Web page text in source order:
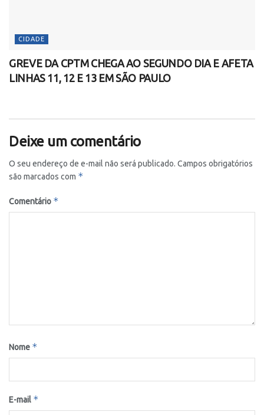
CIDADE
GREVE DA CPTM CHEGA AO SEGUNDO DIA E AFETA
LINHAS 11, 12 E 13 EM SÃO PAULO
Deixe um comentário
O seu endereço de e-mail não será publicado. Campos obrigatórios
são marcados com *
Comentário *
Nome *
E-mail *